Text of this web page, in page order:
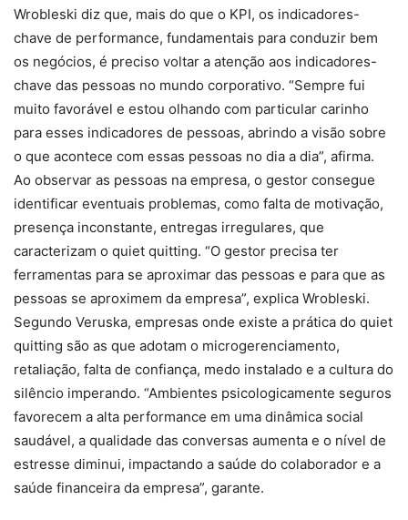
Wrobleski diz que, mais do que o KPI, os indicadores-
chave de performance, fundamentais para conduzir bem
os negócios, é preciso voltar a atenção aos indicadores-
chave das pessoas no mundo corporativo. “Sempre fui
muito favorável e estou olhando com particular carinho
para esses indicadores de pessoas, abrindo a visão sobre
o que acontece com essas pessoas no dia a dia”, afirma.
Ao observar as pessoas na empresa, o gestor consegue
identificar eventuais problemas, como falta de motivação,
presença inconstante, entregas irregulares, que
caracterizam o quiet quitting. “O gestor precisa ter
ferramentas para se aproximar das pessoas e para que as
pessoas se aproximem da empresa”, explica Wrobleski.
Segundo Veruska, empresas onde existe a prática do quiet
quitting são as que adotam o microgerenciamento,
retaliação, falta de confiança, medo instalado e a cultura do
silêncio imperando. “Ambientes psicologicamente seguros
favorecem a alta performance em uma dinâmica social
saudável, a qualidade das conversas aumenta e o nível de
estresse diminui, impactando a saúde do colaborador e a
saúde financeira da empresa”, garante.